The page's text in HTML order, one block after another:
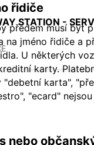
STATION -
řidiče
předem musí být
na jméno řidiče a
U některých
karty.
"debetní karta",
"ecard"
nebo